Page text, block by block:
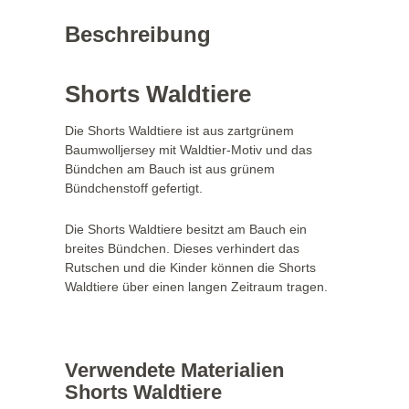
Beschreibung
Shorts Waldtiere
Die Shorts Waldtiere ist aus zartgrünem
Baumwolljersey mit Waldtier-Motiv und das
Bündchen am Bauch ist aus grünem
Bündchenstoff gefertigt.
Die Shorts Waldtiere besitzt am Bauch ein
breites Bündchen. Dieses verhindert das
Rutschen und die Kinder können die Shorts
Waldtiere über einen langen Zeitraum tragen.
Verwendete Materialien
Shorts Waldtiere